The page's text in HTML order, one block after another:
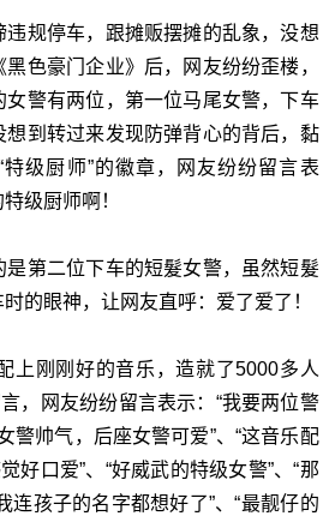
违规停车，跟摊贩摆摊的乱象，没想
色豪门企业》后，网友纷纷歪楼，
警有两位，第一位马尾女警，下车
想到转过来发现防弹背心的背后，黏
级厨师”的徽章，网友纷纷留言表
级厨师啊！
第二位下车的短髮女警，虽然短髮
的眼神，让网友直呼：爱了爱了！
上刚刚好的音乐，造就了5000多人
，网友纷纷留言表示：“我要两位警
警帅气，后座女警可爱”、“这音乐配
好口爱”、“好威武的特级女警”、“那
连孩子的名字都想好了”、“最靓仔的